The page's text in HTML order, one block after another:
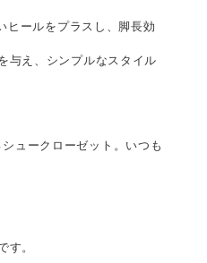
ヒールをプラスし、脚長効
与え、シンプルなスタイル
ュークローゼット。いつも
す。